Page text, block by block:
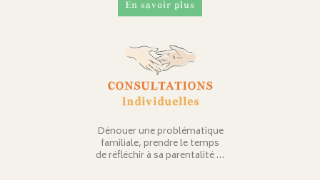
En savoir plus
CONSULTATIONS
Individuelles
Dénouer une problématique
familiale, prendre le temps
de réfléchir à sa parentalité …